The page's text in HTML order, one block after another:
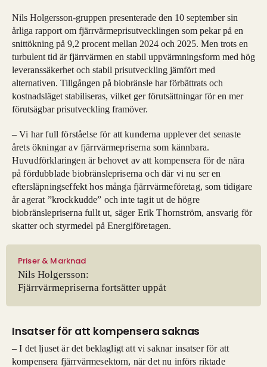
Nils Holgersson-gruppen presenterade den 10 september sin
årliga rapport om fjärrvärmeprisutvecklingen som pekar på en
snittökning på 9,2 procent mellan 2024 och 2025. Men trots en
turbulent tid är fjärrvärmen en stabil uppvärmningsform med hög
leveranssäkerhet och stabil prisutveckling jämfört med
alternativen. Tillgången på biobränsle har förbättrats och
kostnadsläget stabiliseras, vilket ger förutsättningar för en mer
förutsägbar prisutveckling framöver.
– Vi har full förståelse för att kunderna upplever det senaste
årets ökningar av fjärrvärmepriserna som kännbara.
Huvudförklaringen är behovet av att kompensera för de nära
på fördubblade biobränslepriserna och där vi nu ser en
eftersläpningseffekt hos många fjärrvärmeföretag, som tidigare
år agerat ”krockkudde” och inte tagit ut de högre
biobränslepriserna fullt ut, säger Erik Thornström, ansvarig för
skatter och styrmedel på Energiföretagen.
Priser & Marknad
Nils Holgersson:
Fjärrvärmepriserna fortsätter uppåt
Insatser för att kompensera saknas
– I det ljuset är det beklagligt att vi saknar insatser för att
kompensera fjärrvärmesektorn, när det nu införs riktade